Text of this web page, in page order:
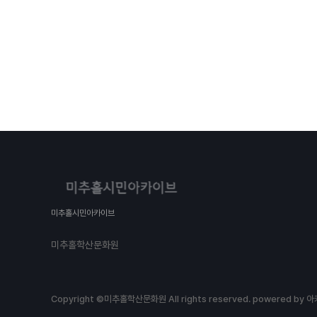
미추홀시민아카이브
미추홀학산문화원
Copyright ©미추홀학산문화원 All rights reserved. powered by 아